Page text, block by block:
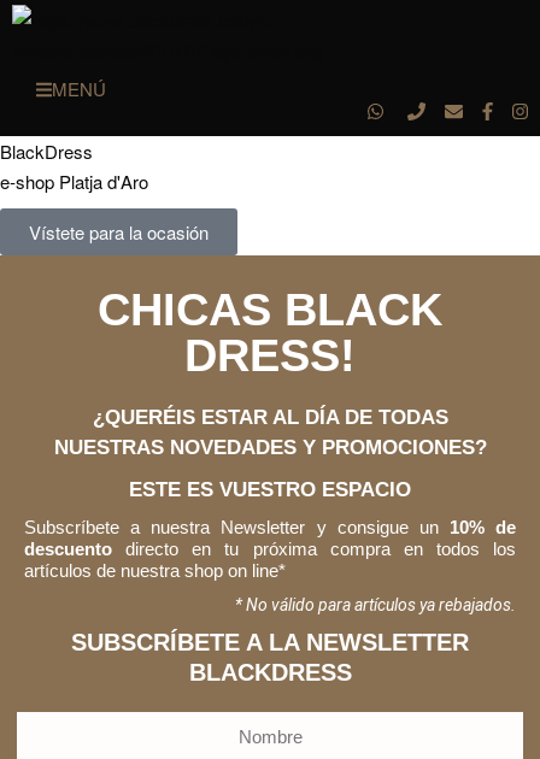
MENÚ
BlackDress
e-shop Platja d'Aro
Vístete para la ocasión
CHICAS BLACK
DRESS!
¿QUERÉIS ESTAR AL DÍA DE TODAS
NUESTRAS NOVEDADES Y PROMOCIONES?
ESTE ES VUESTRO ESPACIO
Subscríbete a nuestra Newsletter y consigue un 10% de
descuento directo en tu próxima compra en todos los
artículos de nuestra shop on line*
* No válido para artículos ya rebajados.
SUBSCRÍBETE A LA NEWSLETTER
BLACKDRESS